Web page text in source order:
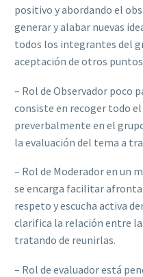
positivo y abordando el
generar y alabar nuevas
todos los integrantes del
aceptación de otros puntos
– Rol de Observador poco
consiste en recoger todo
preverbalmente en el
la evaluación del tema a
– Rol de Moderador en un
se encarga facilitar
respeto y escucha activa
clarifica la relación entre
tratando de reunirlas.
– Rol de evaluador está